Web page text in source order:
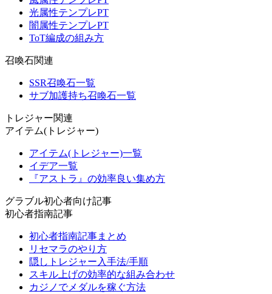
光属性テンプレPT
闇属性テンプレPT
ToT編成の組み方
召喚石関連
SSR召喚石一覧
サブ加護持ち召喚石一覧
トレジャー関連
アイテム(トレジャー)
アイテム(トレジャー)一覧
イデア一覧
『アストラ』の効率良い集め方
グラブル初心者向け記事
初心者指南記事
初心者指南記事まとめ
リセマラのやり方
隠しトレジャー入手法/手順
スキル上げの効率的な組み合わせ
カジノでメダルを稼ぐ方法